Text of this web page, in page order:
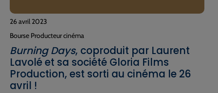
26 avril 2023
Bourse Producteur cinéma
Burning Days, coproduit par Laurent
Lavolé et sa société Gloria Films
Production, est sorti au cinéma le 26
avril !